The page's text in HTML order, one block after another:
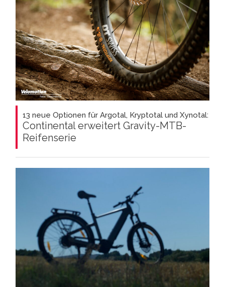
13 neue Optionen für Argotal, Kryptotal und Xynotal:
Continental erweitert Gravity-MTB-
Reifenserie